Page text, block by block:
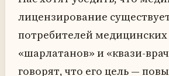
лицензирование
потребителей медицинских
«шарлатанов» и «квази-
говорят, что его цель —